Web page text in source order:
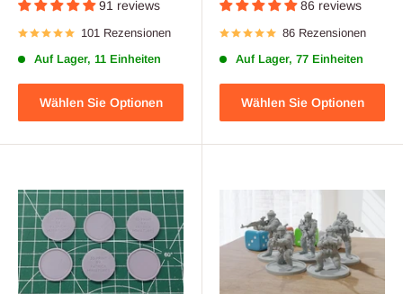
91 reviews
101 Rezensionen
Auf Lager, 11 Einheiten
Wählen Sie Optionen
86 reviews
86 Rezensionen
Auf Lager, 77 Einheiten
Wählen Sie Optionen